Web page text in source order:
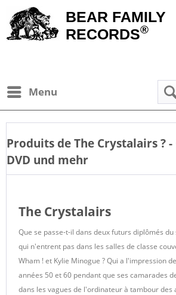
BEAR FAMILY
RECORDS®
Menu
Produits deThe Crystalairs?
DVD und mehr
The Crystalairs
Que se passe-t-il dans deux futurs diplômés
qui n'entrent pas dans les salles de classe
Wham ! et Kylie Minogue ? Qui a l'impression
années 50 et 60 pendant que ses camarades
dans les vagues de l'ordinateur à tambour des